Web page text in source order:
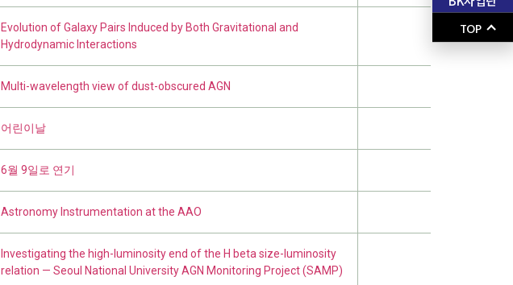
Evolution of Galaxy Pairs Induced by Both Gravitational and
Hydrodynamic Interactions
Multi-wavelength view of dust-obscured AGN
어린이날
6월 9일로 연기
Astronomy Instrumentation at the AAO
Investigating the high-luminosity end of the H beta size-luminosity
relation — Seoul National University AGN Monitoring Project (SAMP)
TOP